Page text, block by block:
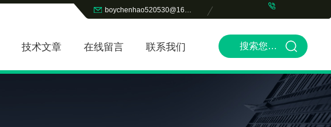
boychenhao520530@163.com
技术文章 在线留言 联系我们